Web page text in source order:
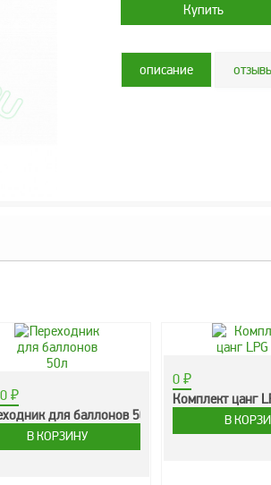
описание
₽
для баллонов 50л
0 ₽
Комплект цанг